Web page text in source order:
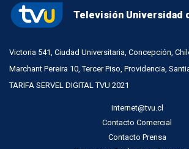
Televisión Universidad
Victoria 541, Ciudad Universitaria, Concepción,
Marchant Pereira 10, Tercer Piso, Providencia,
TARIFA SERVEL DIGITAL TVU 2021
internet@tvu.cl
Contacto Comercial
Contacto Prensa